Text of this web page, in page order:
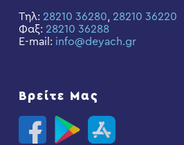
Τηλ: 28210 36280, 28210 36220
Φαξ: 28210 36288
E-mail: info@deyach.gr
Βρείτε Μας